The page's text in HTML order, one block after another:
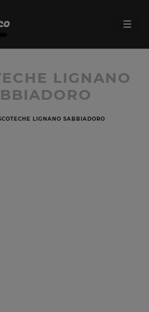
LIGNANO
LIGNANO SABBIADORO